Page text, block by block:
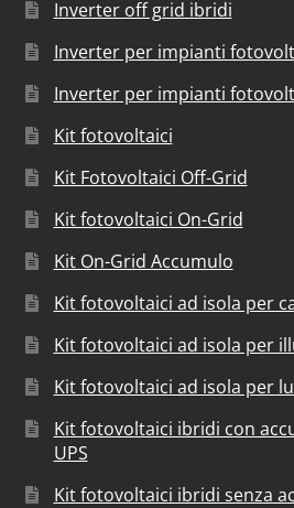
Inverter off grid ibridi
Inverter per impianti
Inverter per impianti
Kit fotovoltaici
Kit Fotovoltaici Off-Grid
Kit fotovoltaici On-Grid
Kit On-Grid Accumulo
Kit fotovoltaici ad isola per
Kit fotovoltaici ad isola per
Kit fotovoltaici ad isola per
Kit fotovoltaici ibridi con
UPS
Kit fotovoltaici ibridi senza